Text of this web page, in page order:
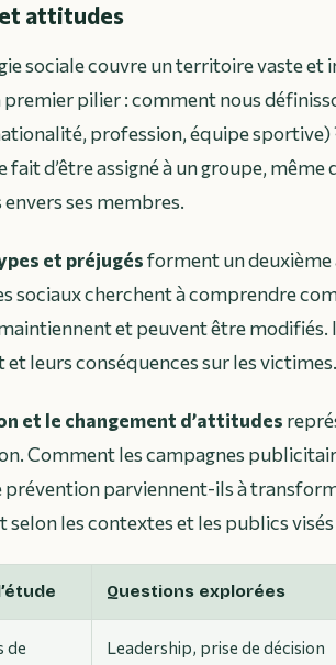
attitudes
sociale couvre un territoire vaste et
pilier : comment nous
profession, équipe sportive)
fait d’être assigné à un groupe,
ses membres.
et préjugésforment un deuxième
sociaux cherchent à comprendre
et peuvent être
et leurs conséquences sur les victimes.
et le changement d’attitudes
Comment les campagnes
prévention parviennent-ils à
les contextes et les publics visés
Questions explorées
de
Leadership, prise de décision